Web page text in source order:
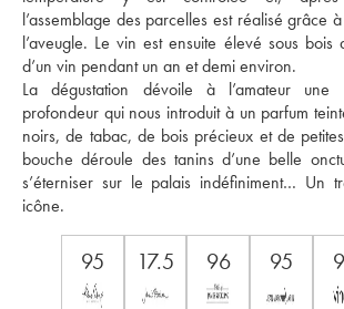
l’assemblage des parcelles est réalisé grâce
l’aveugle. Le vin est ensuite élevé sous bois
d’un vin pendant un an et demi environ.
La dégustation dévoile à l’amateur une
profondeur qui nous introduit à un parfum
noirs, de tabac, de bois précieux et de
bouche déroule des tanins d’une belle
s’éterniser sur le palais indéfiniment… Un
icône.
95 17.5 96 95